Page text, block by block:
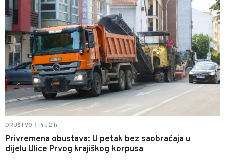
DRUŠTVO Pre 2 h
Privremena obustava: U petak bez saobraćaja u
dijelu Ulice Prvog krajiškog korpusa